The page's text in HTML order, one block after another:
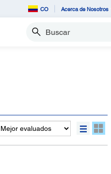
CO Acerca de Nosotros
Buscar